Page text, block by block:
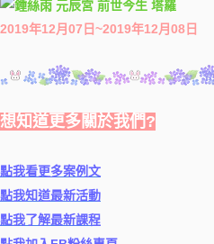
2019年12月07日~2019年12月08日
想知道更多關於我們?
點我看更多案例文
點我知道最新活動
點我了解最新課程